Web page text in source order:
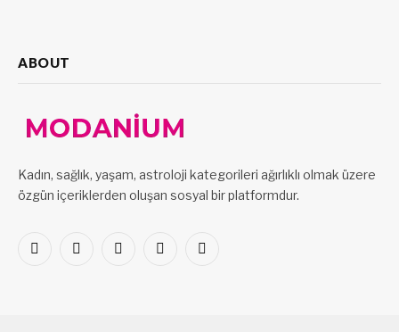
ABOUT
Kadın, sağlık, yaşam, astroloji kategorileri ağırlıklı olmak üzere
özgün içeriklerden oluşan sosyal bir platformdur.
Facebook
X
PinterestLinkedInVKontakte